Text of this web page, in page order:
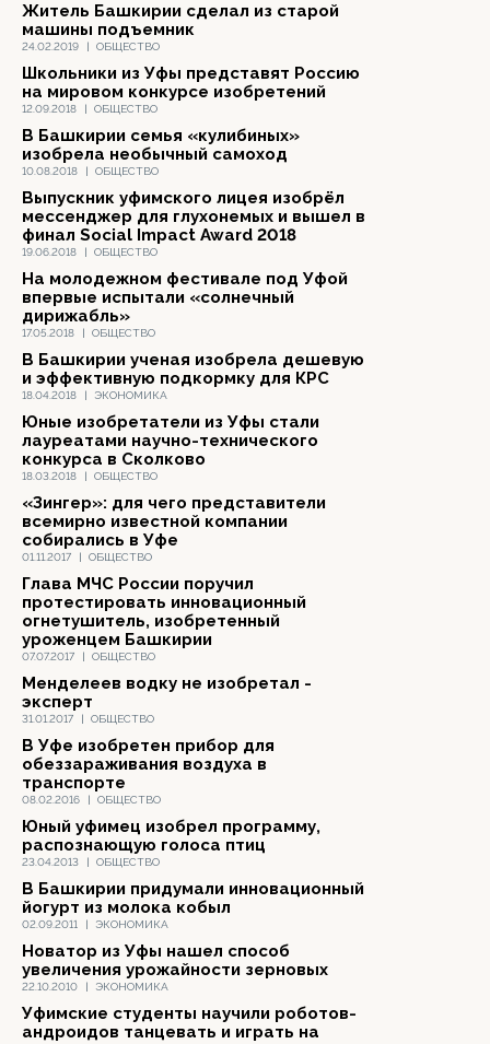
24.02.2019 | ОБЩЕСТВО
Житель Башкирии сделал из старой
машины подъемник
12.09.2018 | ОБЩЕСТВО
Школьники из Уфы представят Россию
на мировом конкурсе изобретений
10.08.2018 | ОБЩЕСТВО
В Башкирии семья «кулибиных»
изобрела необычный самоход
19.06.2018 | ОБЩЕСТВО
Выпускник уфимского лицея изобрёл
мессенджер для глухонемых и вышел в
финал Social Impact Award 2018
17.05.2018 | ОБЩЕСТВО
На молодежном фестивале под Уфой
впервые испытали «солнечный
дирижабль»
18.04.2018 | ЭКОНОМИКА
В Башкирии ученая изобрела дешевую
и эффективную подкормку для КРС
18.03.2018 | ОБЩЕСТВО
Юные изобретатели из Уфы стали
лауреатами научно-технического
конкурса в Сколково
01.11.2017 | ОБЩЕСТВО
«Зингер»: для чего представители
всемирно известной компании
собирались в Уфе
07.07.2017 | ОБЩЕСТВО
Глава МЧС России поручил
протестировать инновационный
огнетушитель, изобретенный
уроженцем Башкирии
31.01.2017 | ОБЩЕСТВО
Менделеев водку не изобретал -
эксперт
08.02.2016 | ОБЩЕСТВО
В Уфе изобретен прибор для
обеззараживания воздуха в
транспорте
23.04.2013 | ОБЩЕСТВО
Юный уфимец изобрел программу,
распознающую голоса птиц
02.09.2011 | ЭКОНОМИКА
В Башкирии придумали инновационный
йогурт из молока кобыл
22.10.2010 | ЭКОНОМИКА
Новатор из Уфы нашел способ
увеличения урожайности зерновых
Уфимские студенты научили роботов-
андроидов танцевать и играть на